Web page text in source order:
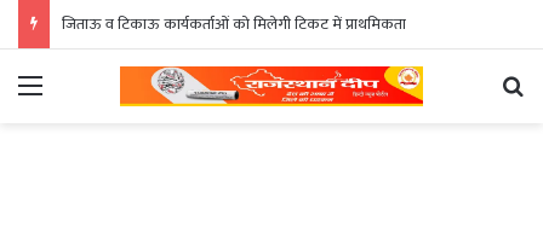
जिताऊ व टिकाऊ कार्यकर्ताओं को मिलेगी टिकट में प्राथमिकता
Menu